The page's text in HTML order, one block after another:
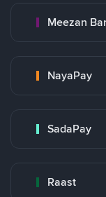
Meezan
NayaPay
SadaPay
Raast